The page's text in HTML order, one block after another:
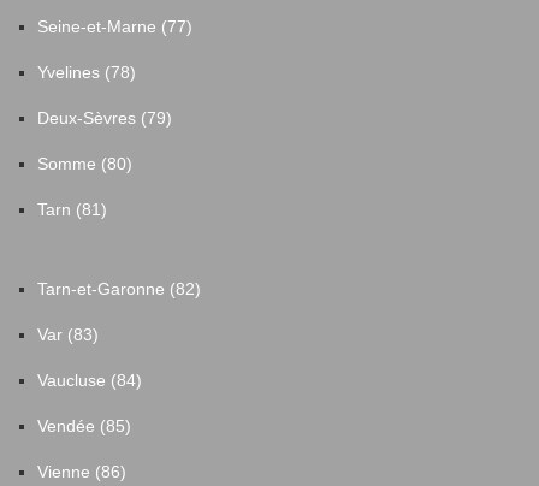
Seine-et-Marne (77)
Yvelines (78)
Deux-Sèvres (79)
Somme (80)
Tarn (81)
Tarn-et-Garonne (82)
Var (83)
Vaucluse (84)
Vendée (85)
Vienne (86)